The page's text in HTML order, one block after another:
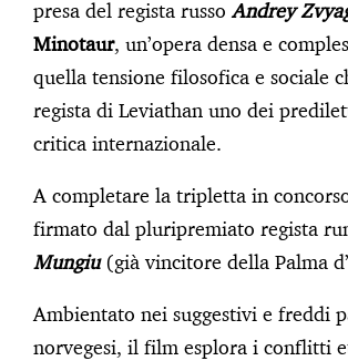
presa del regista russoAndrey
Minotaur, un’opera densa e
quella tensione filosofica e sociale
regista di Leviathan uno dei
critica internazionale.
A completare la tripletta in concorso
firmato dal pluripremiato regista
Mungiu(già vincitore della Palma
Ambientato nei suggestivi e freddi
norvegesi, il film esplora i conflitti